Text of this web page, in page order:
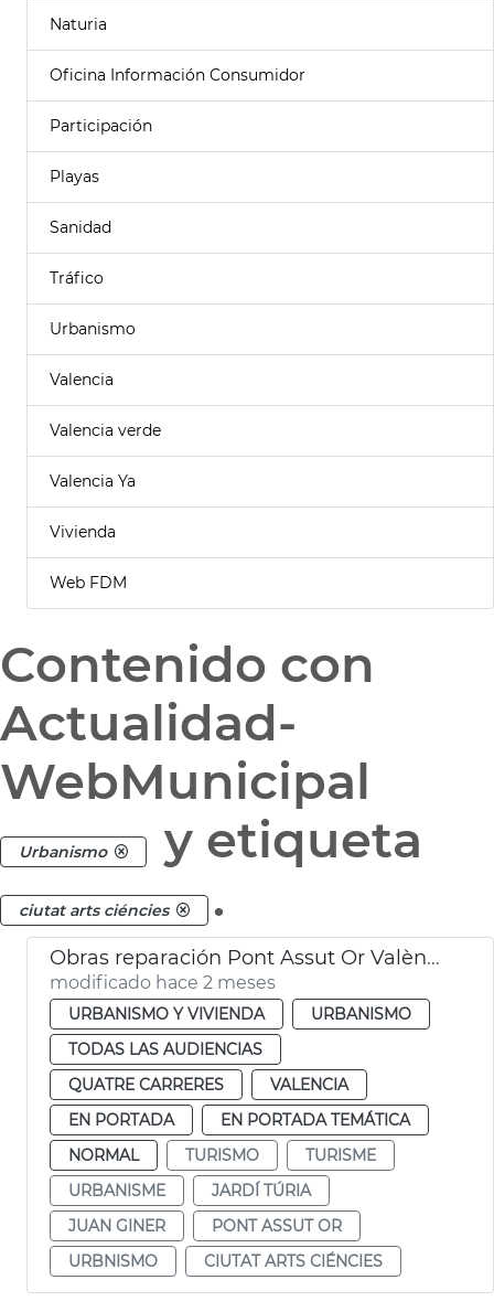
Naturia
Oficina Información Consumidor
Participación
Playas
Sanidad
Tráfico
Urbanismo
Valencia
Valencia verde
Valencia Ya
Vivienda
Web FDM
Contenido con
Actualidad-
WebMunicipal
Urbanismo y etiqueta
ciutat arts ciéncies .
Obras reparación Pont Assut Or València
modificado hace 2 meses
URBANISMO Y VIVIENDA
URBANISMO
TODAS LAS AUDIENCIAS
QUATRE CARRERES
VALENCIA
EN PORTADA
EN PORTADA TEMÁTICA
NORMAL
TURISMO
TURISME
URBANISME
JARDÍ TÚRIA
JUAN GINER
PONT ASSUT OR
URBNISMO
CIUTAT ARTS CIÉNCIES